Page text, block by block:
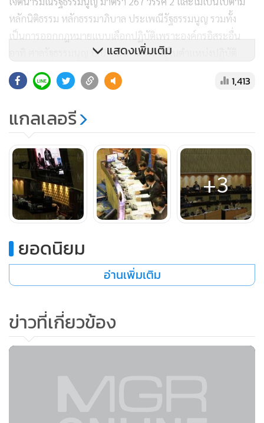
หลักนิติธรรม หลักธรรมาภิบาล ประเพณีรัฐธรรมนูญ รวมทั้ง
เป็นการออกกฎหมายแบบเลือกปฏิบัติเพราะองค์กรอิสระอื่น
อาทิ ศาลรัฐธรรมนูญ ป.ป.ช.ยังสามารถอยู่ในตำแหน่งปฏิบัติ
หน้าที่ต่อไปได้
“กมธ.ได้แก้ไขเนื้อหาที่เป็นหลักการสาระสำคัญของ กรธ.โดย
มิได้รับฟังเหตุผลให้รอบด้านจากผู้เกี่ยวข้อง และไม่คำนึงถึงผลก
ระทบที่จะตามมา การให้ กกต.พ้นจากตำแหน่งทั้งคณะเป็นการ
จำกัดและลิดรอนสิทธิบุคคลมากเกินไป เราไม่ได้ต่อสู้เพื่อการคง
อยู่ของ กกต.อันเป็นผลประโยชน์ส่วนตน แต่ในฐานะนัก
กฎหมาย เมื่อเห็นว่าร่าง พ.ร.บ.ฉบับนี้ไม่สอดคล้องกับ
รัฐธรรมนูญจึงต้องโต้แย้ง กกต.ต้องรักษาศักดิ์ศรี แม้จะรู้ล่วงหน้า
ว่าผลจะออกมาอย่างไร สนช.เป็นผู้ออกกฎหมายภายใต้หลัก
นิติธรรม จึงขอให้พิจารณาทบทวนร่าง พ.ร.บ.กกต.อีกสักครั้ง”
ด้านนายปกรณ์ นิลประพันธ์ กรรมการ กรธ.ในฐานะกรรมาธิการ
แสดงเพิ่มเติม
1,413
แกลเลอรี
+3
ยอดนิยม
อ่านเพิ่มเติม
ข่าวที่เกี่ยวข้อง